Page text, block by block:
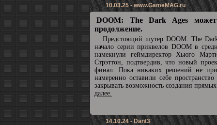
10.03.25 -www.GameMAG.ru
DOOM: The Dark Ages может
продолжение.
Предстоящий шутер DOOM: The
начало серии приквелов DOOM в
намекнули геймдиректор Хьюго
Стрэттон, подтвердив, что новый
финал. Пока никаких решений не
намеренно оставили себе
закрывать возможность создания
далее.
14.10.24 - Dant3